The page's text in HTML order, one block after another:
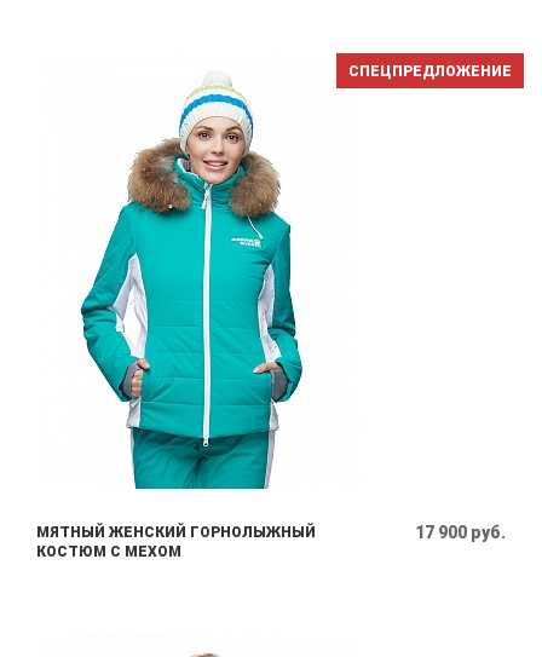
СПЕЦПРЕДЛОЖЕНИЕ
МЯТНЫЙ ЖЕНСКИЙ ГОРНОЛЫЖНЫЙ
КОСТЮМ С МЕХОМ
17 900 руб.